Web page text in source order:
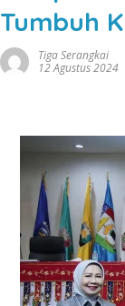
Tumbuh
Tiga Serangkai
12 Agustus 2024